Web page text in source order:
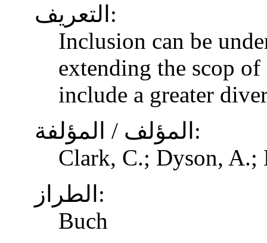
التعريف:
Inclusion can be
extending the scop
include a greater
المؤلف / المؤلفة:
Clark, C.; Dyson,
الطراز:
Buch